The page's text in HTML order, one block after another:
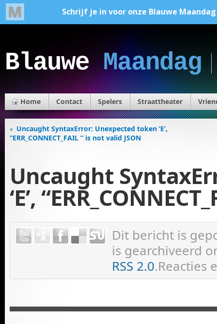
BlauweMaandag
Home Contact Spelers Straattheater
« Uncaught SyntaxError: Unexpected token ‘E’,
“ERR_CONNECT_FAIL ” is not valid JSON
Uncaught
‘E’,
Dit bericht is
is gearchiveerd
RSS 2.0.Reacties